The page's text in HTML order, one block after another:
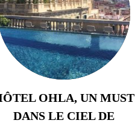
OHLA, UN MUST
DANS LE CIEL DE